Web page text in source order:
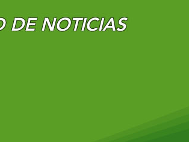
DE NOTICIAS